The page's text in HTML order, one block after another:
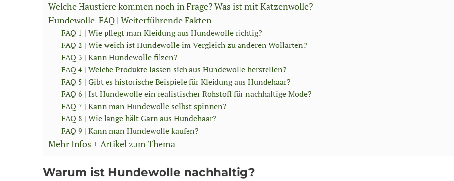
Welche Haustiere kommen noch in Frage? Was ist mit Katzenwolle?
Hundewolle-FAQ | Weiterführende Fakten
FAQ 1 | Wie pflegt man Kleidung aus Hundewolle richtig?
FAQ 2 | Wie weich ist Hundewolle im Vergleich zu anderen Wollarten?
FAQ 3 | Kann Hundewolle filzen?
FAQ 4 | Welche Produkte lassen sich aus Hundewolle herstellen?
FAQ 5 | Gibt es historische Beispiele für Kleidung aus Hundehaar?
FAQ 6 | Ist Hundewolle ein realistischer Rohstoff für nachhaltige Mode?
FAQ 7 | Kann man Hundewolle selbst spinnen?
FAQ 8 | Wie lange hält Garn aus Hundehaar?
FAQ 9 | Kann man Hundewolle kaufen?
Mehr Infos + Artikel zum Thema
Warum ist Hundewolle nachhaltig?